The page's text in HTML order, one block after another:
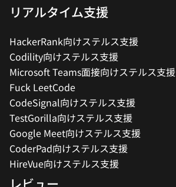
リアルタイム支援
HackerRank向けステルス支援
Codility向けステルス支援
Microsoft Teams面接向けステルス支援
Fuck LeetCode
CodeSignal向けステルス支援
TestGorilla向けステルス支援
Google Meet向けステルス支援
CoderPad向けステルス支援
HireVue向けステルス支援